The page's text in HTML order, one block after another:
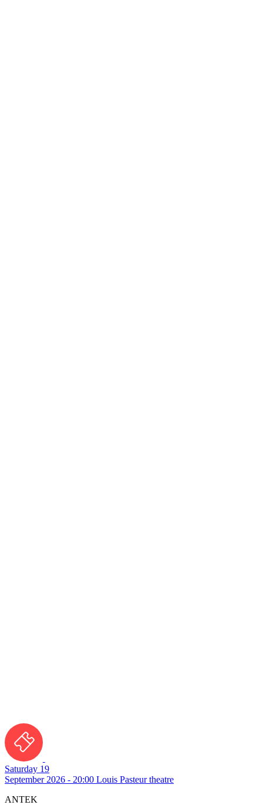
Saturday 19
September 2026 - 20:00 Louis Pasteur theatre
ANTEK